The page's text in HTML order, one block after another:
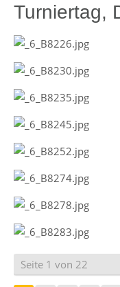
Turniertag,
Seite 1 von 22